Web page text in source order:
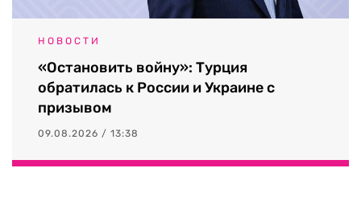
НОВОСТИ
«Остановить войну»: Турция
обратилась к России и Украине с
призывом
09.08.2026 / 13:38